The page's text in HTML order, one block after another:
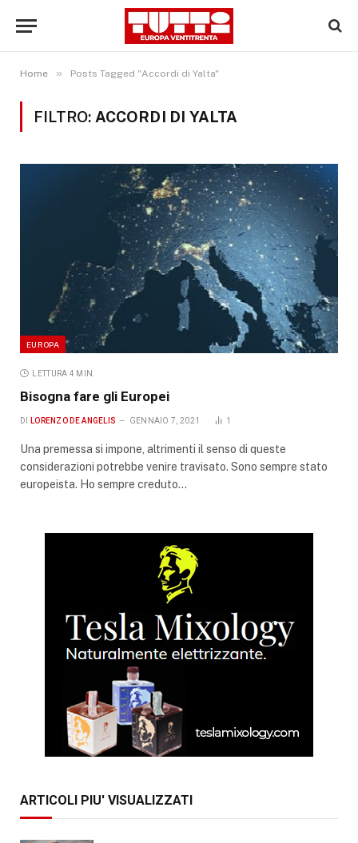
Home » Posts Tagged "Accordi di Yalta"
FILTRO: ACCORDI DI YALTA
EUROPA
LETTURA 4 MIN.
Bisogna fare gli Europei
DI LORENZO DE ANGELIS GENNAIO 7, 2021 1
Una premessa si impone, altrimenti il senso di queste
considerazioni potrebbe venire travisato. Sono sempre stato
europeista. Ho sempre creduto…
ARTICOLI PIU' VISUALIZZATI